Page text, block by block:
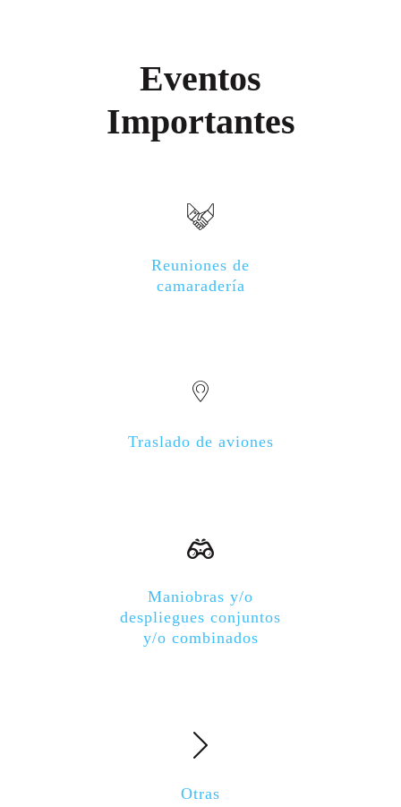
Eventos
Importantes
Reuniones de
camaradería
Traslado de aviones
Maniobras y/o
despliegues conjuntos
y/o combinados
Otras